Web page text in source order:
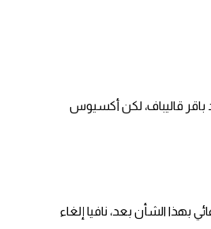
باقر قاليباف، لكن أكسيوس
بهذا الشأن بعد، نافيا إلغاء